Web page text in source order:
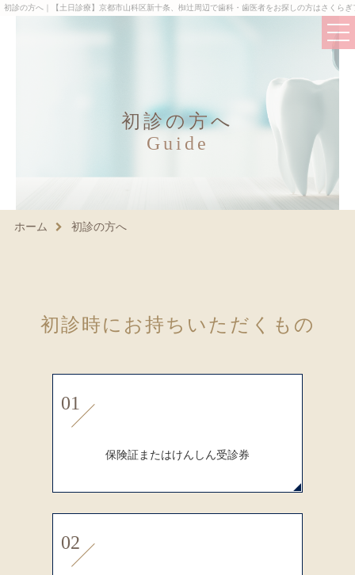
初診の方へ｜【土日診療】京都市山科区新十条、椥辻周辺で歯科・歯医者をお探しの方はさくらぎ
当院について
アクセス
一般歯科
矯正歯科
治療
初診の方へ
Guide
ホーム 初診の方へ
初診時に お持ち いた だ く も の
01
保険証またはけんしん受診券
02